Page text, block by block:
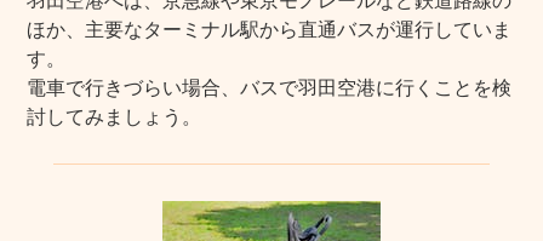
ほか、主要なターミナル駅から直通バスが運行していま
す。
電車で行きづらい場合、バスで羽田空港に行くことを検
討してみましょう。